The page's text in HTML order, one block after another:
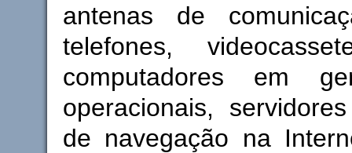
antenas de
telefones,
computadores em
operacionais,
de navegação na